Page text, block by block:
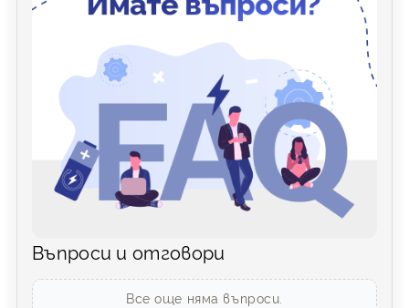
Въпроси и отговори
Все още няма въпроси.